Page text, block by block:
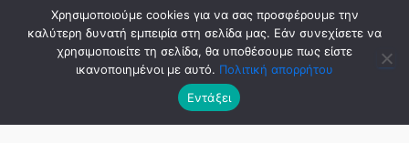
1ο Ε.Κ. ΑΓΙΑΣ ΠΑΡΑΣΚΕΥΗΣ
ΒΙΒΛΙΟΘΗΚΗ 1ου & 2ου ΕΠΑΛ ΑΓΙΑΣ ΠΑΡΑΣΚΕΥΗΣ
Hestia | Αναπτύχθηκε απόThemeIsle
Χρησιμοποιούμε cookies για να σας προσφέρουμε την
καλύτερη δυνατή εμπειρία στη σελίδα μας. Εάν συνεχίσετε να
χρησιμοποιείτε τη σελίδα, θα υποθέσουμε πως είστε
ικανοποιημένοι με αυτό. Πολιτική απορρήτου
Εντάξει